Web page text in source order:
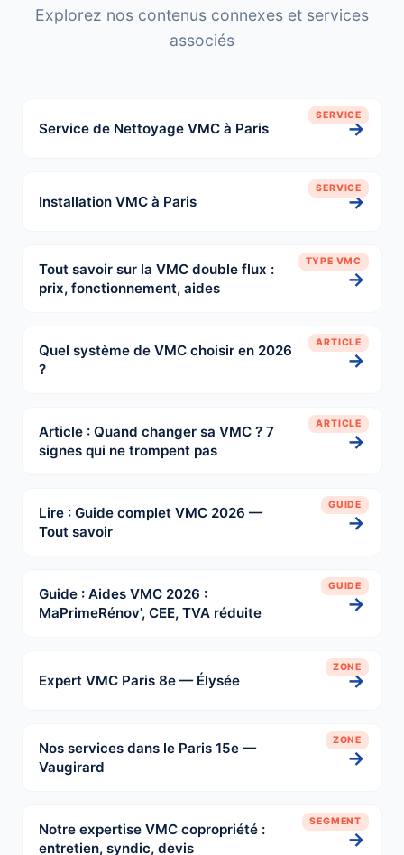
Explorez nos contenus connexes et services
associés
SERVICE
Service de Nettoyage VMC à Paris →
SERVICE
Installation VMC à Paris →
TYPE VMC
Tout savoir sur la VMC double flux :
prix, fonctionnement, aides
→
ARTICLE
Quel système de VMC choisir en 2026
?
→
ARTICLE
Article : Quand changer sa VMC ? 7
signes qui ne trompent pas
→
GUIDE
Lire : Guide complet VMC 2026 —
Tout savoir
→
GUIDE
Guide : Aides VMC 2026 :
MaPrimeRénov', CEE, TVA réduite
→
ZONE
Expert VMC Paris 8e — Élysée →
ZONE
Nos services dans le Paris 15e —
Vaugirard
→
SEGMENT
Notre expertise VMC copropriété :
entretien, syndic, devis
→